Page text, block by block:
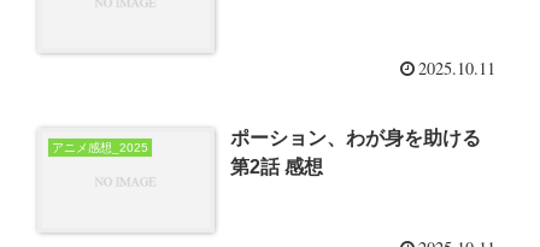
2025.10.11
アニメ感想_2025
ポーション、わが身を助ける
第2話 感想